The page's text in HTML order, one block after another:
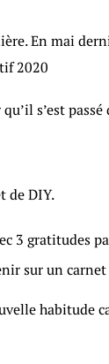
En mai
2020
s’est
de DIY.
3 gratitudes
sur un
habitude